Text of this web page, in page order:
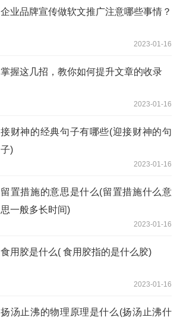
企业品牌宣传做软文推广注意哪些事情？
2023-01-16
掌握这几招，教你如何提升文章的收录
2023-01-16
接财神的经典句子有哪些(迎接财神的句
子)
2023-01-16
留置措施的意思是什么(留置措施什么意
思一般多长时间)
2023-01-16
食用胶是什么( 食用胶指的是什么胶)
2023-01-16
扬汤止沸的物理原理是什么(扬汤止沸什